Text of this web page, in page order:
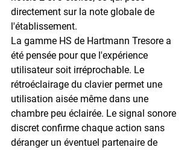
directement sur la note globale de
l'établissement.
La gamme HS de Hartmann Tresore a
été pensée pour que l'expérience
utilisateur soit irréprochable. Le
rétroéclairage du clavier permet une
utilisation aisée même dans une
chambre peu éclairée. Le signal sonore
discret confirme chaque action sans
déranger un éventuel partenaire de